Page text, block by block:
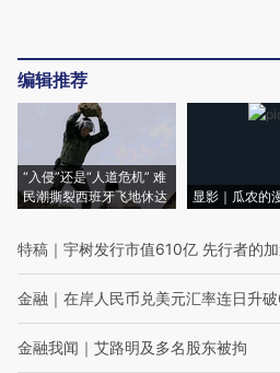
编辑推荐
“入侵”还是“人道危机” 难
民潮撕裂西班牙飞地休达
显影｜瓜农的
特稿 ｜ 宇树发行市值610亿 先行者的
金融 ｜ 在岸人民币兑美元汇率连日升
金融我闻 ｜ 艾路明及多名股东被拘